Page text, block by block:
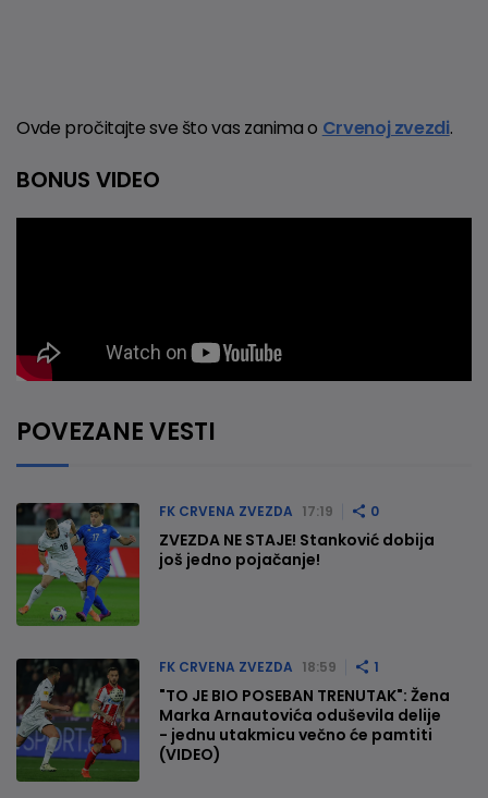
Ovde pročitajte sve što vas zanima o Crvenoj zvezdi.
BONUS VIDEO
POVEZANE VESTI
FK CRVENA ZVEZDA 17:19 0
ZVEZDA NE STAJE! Stanković dobija
još jedno pojačanje!
FK CRVENA ZVEZDA 18:59 1
"TO JE BIO POSEBAN TRENUTAK": Žena
Marka Arnautovića oduševila delije
- jednu utakmicu večno će pamtiti
(VIDEO)